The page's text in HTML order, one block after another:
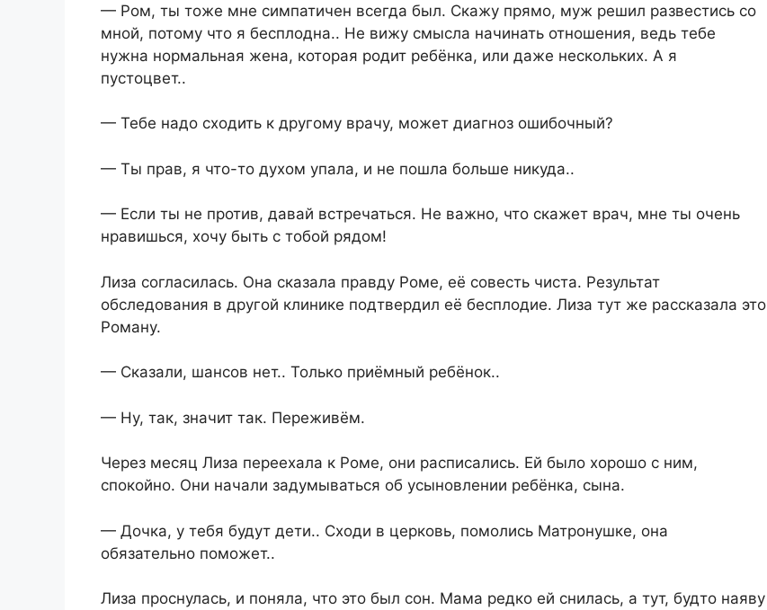
— Ром, ты тоже мне симпатичен всегда был. Скажу прямо, муж решил развестись со
мной, потому что я бесплодна.. Не вижу смысла начинать отношения, ведь тебе
нужна нормальная жена, которая родит ребёнка, или даже нескольких. А я
пустоцвет..
— Тебе надо сходить к другому врачу, может диагноз ошибочный?
— Ты прав, я что-то духом упала, и не пошла больше никуда..
— Если ты не против, давай встречаться. Не важно, что скажет врач, мне ты очень
нравишься, хочу быть с тобой рядом!
Лиза согласилась. Она сказала правду Роме, её совесть чиста. Результат
обследования в другой клинике подтвердил её бесплодие. Лиза тут же рассказала это
Роману.
— Сказали, шансов нет.. Только приёмный ребёнок..
— Ну, так, значит так. Переживём.
Через месяц Лиза переехала к Роме, они расписались. Ей было хорошо с ним,
спокойно. Они начали задумываться об усыновлении ребёнка, сына.
— Дочка, у тебя будут дети.. Сходи в церковь, помолись Матронушке, она
обязательно поможет..
Лиза проснулась, и поняла, что это был сон. Мама редко ей снилась, а тут, будто наяву